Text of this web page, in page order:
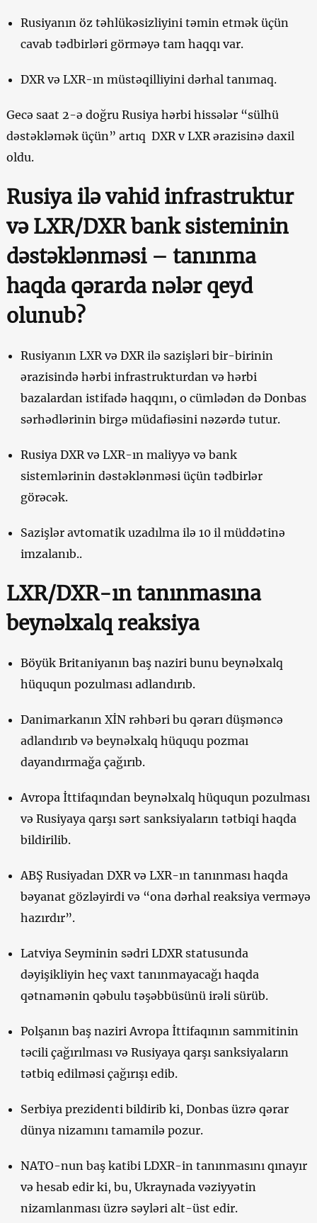
Rusiyanın öz təhlükəsizliyini təmin etmək üçün
cavab tədbirləri görməyə tam haqqı var.
DXR və LXR-ın müstəqilliyini dərhal tanımaq.
Gecə saat 2-ə doğru Rusiya hərbi hissələr “sülhü
dəstəkləmək üçün” artıq DXR v LXR ərazisinə daxil
oldu.
Rusiya ilə vahid infrastruktur
və LXR/DXR bank sisteminin
dəstəklənməsi – tanınma
haqda qərarda nələr qeyd
olunub?
Rusiyanın LXR və DXR ilə sazişləri bir-birinin
ərazisində hərbi infrastrukturdan və hərbi
bazalardan istifadə haqqını, o cümlədən də Donbas
sərhədlərinin birgə müdafiəsini nəzərdə tutur.
Rusiya DXR və LXR-ın maliyyə və bank
sistemlərinin dəstəklənməsi üçün tədbirlər
görəcək.
Sazişlər avtomatik uzadılma ilə 10 il müddətinə
imzalanıb..
LXR/DXR-ın tanınmasına
beynəlxalq reaksiya
Böyük Britaniyanın baş naziri bunu beynəlxalq
hüququn pozulması adlandırıb.
Danimarkanın XİN rəhbəri bu qərarı düşməncə
adlandırıb və beynəlxalq hüququ pozmaı
dayandırmağa çağırıb.
Avropa İttifaqından beynəlxalq hüququn pozulması
və Rusiyaya qarşı sərt sanksiyaların tətbiqi haqda
bildirilib.
ABŞ Rusiyadan DXR və LXR-ın tanınması haqda
bəyanat gözləyirdi və “ona dərhal reaksiya verməyə
hazırdır”.
Latviya Seyminin sədri LDXR statusunda
dəyişikliyin heç vaxt tanınmayacağı haqda
qətnamənin qəbulu təşəbbüsünü irəli sürüb.
Polşanın baş naziri Avropa İttifaqının sammitinin
təcili çağırılması və Rusiyaya qarşı sanksiyaların
tətbiq edilməsi çağırışı edib.
Serbiya prezidenti bildirib ki, Donbas üzrə qərar
dünya nizamını tamamilə pozur.
NATO-nun baş katibi LDXR-in tanınmasını qınayır
və hesab edir ki, bu, Ukraynada vəziyyətin
nizamlanması üzrə səyləri alt-üst edir.